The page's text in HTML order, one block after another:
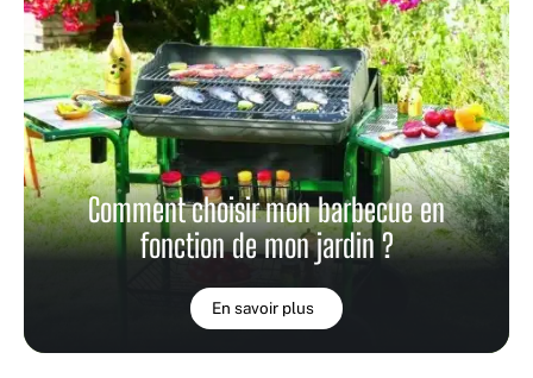
Comment choisir mon barbecue en
fonction de mon jardin ?
En savoir plus